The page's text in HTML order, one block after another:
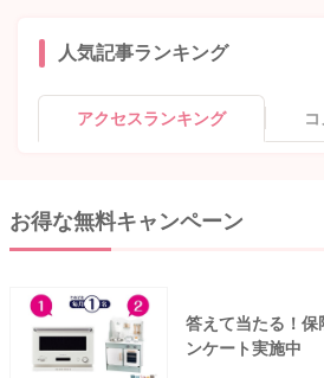
人気記事ランキング
アクセスランキング
お得な無料キャンペーン
答えて当たる！
ンケート実施中